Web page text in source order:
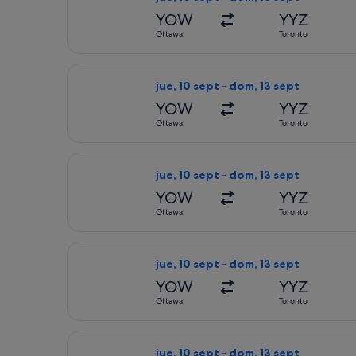
YOW
Ottawa
YYZ
Toronto
jue, 10 sept - dom, 13 sept
YOW
Ottawa
YYZ
Toronto
jue, 10 sept - dom, 13 sept
YOW
Ottawa
YYZ
Toronto
jue, 10 sept - dom, 13 sept
YOW
Ottawa
YYZ
Toronto
jue, 10 sept - dom, 13 sept